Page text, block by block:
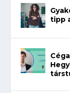
tipp